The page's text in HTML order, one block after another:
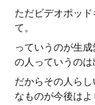
ただビデオポッ
て。
っていうのが生
の人っていうのは
だからその人ら
なものが今後はよ